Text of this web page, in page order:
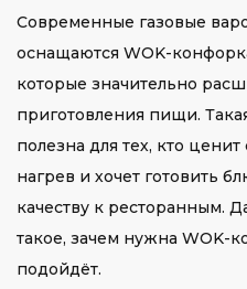
Современные газовые
оснащаются WOK-
которые значительно
приготовления пищи.
полезна для тех, кто
нагрев и хочет готовить
качеству к ресторанным.
такое, зачем нужна WOK-
подойдёт.